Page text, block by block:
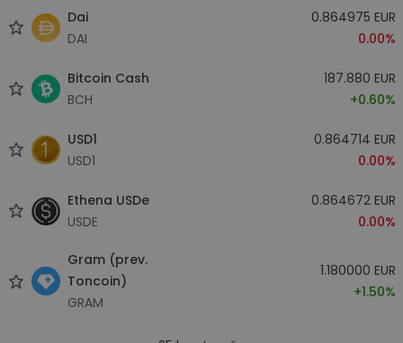
Dai
DAI
0.864975 EUR
0.00%
Bitcoin Cash
BCH
187.880 EUR
+0.60%
USD1
USD1
0.864714 EUR
0.00%
Ethena USDe
USDE
0.864672 EUR
0.00%
Gram (prev.
Toncoin)
GRAM
1.180000 EUR
+1.50%